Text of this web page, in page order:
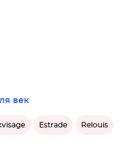
век
Estrade Relouis